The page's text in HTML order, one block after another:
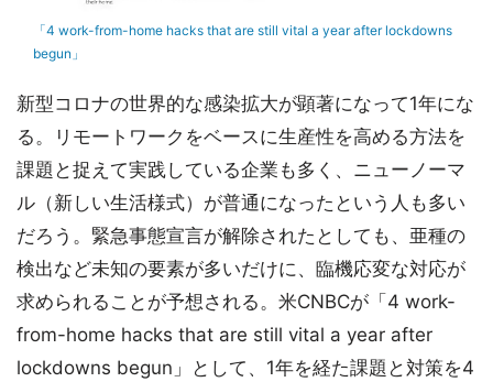
「4 work-from-home hacks that are still vital a year after lockdowns
begun」
新型コロナの世界的な感染拡大が顕著になって1年にな
る。リモートワークをベースに生産性を高める方法を
課題と捉えて実践している企業も多く、ニューノーマ
ル（新しい生活様式）が普通になったという人も多い
だろう。緊急事態宣言が解除されたとしても、亜種の
検出など未知の要素が多いだけに、臨機応変な対応が
求められることが予想される。米CNBCが「4 work-
from-home hacks that are still vital a year after
lockdowns begun」として、1年を経た課題と対策を4